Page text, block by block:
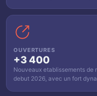
OUVERTURES
+3 400
Nouveaux etablissements de
debut 2026, avec un fort